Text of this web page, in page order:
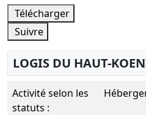
Télécharger
Suivre
LOGIS DU HAUT-
Activité selon les
statuts :